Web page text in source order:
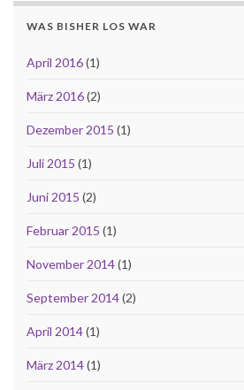
WAS BISHER LOS WAR
April 2016(1)
März 2016(2)
Dezember 2015 (1)
Juli 2015 (1)
Juni 2015 (2)
Februar 2015 (1)
November 2014(1)
September 2014(2)
April 2014(1)
März 2014(1)